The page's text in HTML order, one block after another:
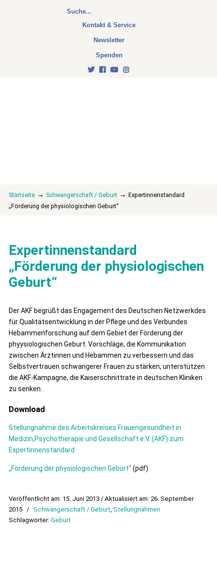
Kontakt & Service
Newsletter
Spenden
Startseite → Schwangerschaft / Geburt → Expertinnenstandard
„Förderung der physiologischen Geburt“
Expertinnenstandard
„Förderung der physiologischen
Geburt“
Der AKF begrüßt das Engagement des Deutschen Netzwerkdes
für Qualitätsentwicklung in der Pflege und des Verbundes
Hebammenforschung auf dem Gebiet der Förderung der
phyysiologischen Geburt. Vorschläge, die Kommunikation
zwischen Ärztinnen und Hebammen zu verbessern und das
Selbstvertrauen schwangerer Frauen zu stärken, unterstützen
die AKF-Kampagne, die Kaiserschnittrate in deutschen Kliniken
zu senken.
Download
Stellungnahme des Arbeitskreises Frauengesundheit in
Medizin,Psychotherapie und Gesellschaft e.V. (AKF) zum
Expertinnenstandard
„Förderung der physiologischen Geburt“(pdf)
Veröffentlicht am: 15. Juni 2013 / Aktualisiert am: 26. September
2015 / Schwangerschaft / Geburt, Stellungnahmen
Schlagwörter: Geburt